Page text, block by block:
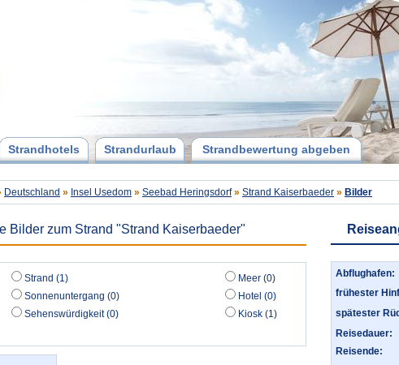
Strandhotels Strandurlaub Strandbewertung abgeben
Deutschland » Insel Usedom » Seebad Heringsdorf » Strand Kaiserbaeder » Bilder
Bilder zum Strand "Strand Kaiserbaeder"
Strand (1)
Meer (0)
Sonnenuntergang (0)
Hotel (0)
Sehenswürdigkeit (0)
Kiosk (1)
Abflughafen:
frühester
spätester
Reisedauer:
Reisende: